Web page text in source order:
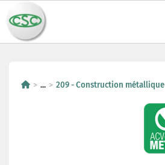
... 209 - Construction métallique